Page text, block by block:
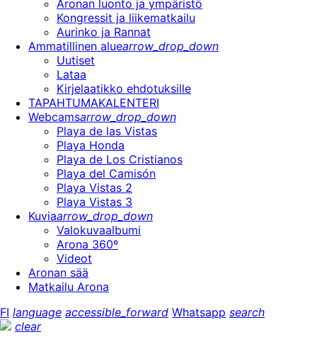
Aronan luonto ja ympäristö
Kongressit ja liikematkailu
Aurinko ja Rannat
Ammatillinen aluearrow_drop_down
Uutiset
Lataa
Kirjelaatikko ehdotuksille
TAPAHTUMAKALENTERI
Webcamsarrow_drop_down
Playa de las Vistas
Playa Honda
Playa de Los Cristianos
Playa del Camisón
Playa Vistas 2
Playa Vistas 3
Kuviaarrow_drop_down
Valokuvaalbumi
Arona 360º
Videot
Aronan sää
Matkailu Arona
FI language accessible_forward Whatsapp search
clear